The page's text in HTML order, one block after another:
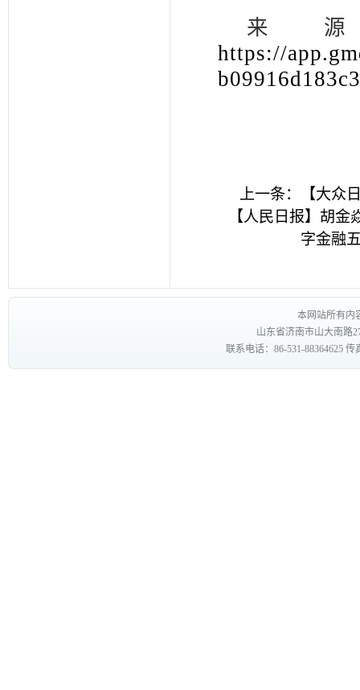
来
https://
上一条：
【大众
【人民日报】胡
字金融
本网站所有内
山东省济南市山大南路
联系电话：86-531-88364625 传